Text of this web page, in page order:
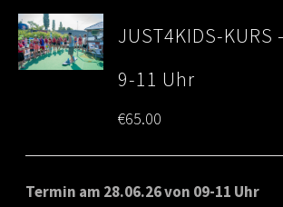
JUST4KIDS-KURS
9-11 Uhr
€65.00
Termin am 28.06.26 von 09-11 Uhr